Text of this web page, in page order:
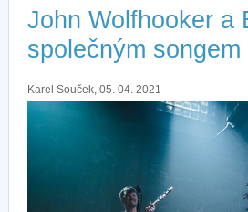
John Wolfhooker a
společným songem
Karel Souček, 05. 04. 2021